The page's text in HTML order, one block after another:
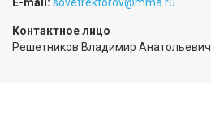
Контактное лицо
Решетников Владимир Анатольевич